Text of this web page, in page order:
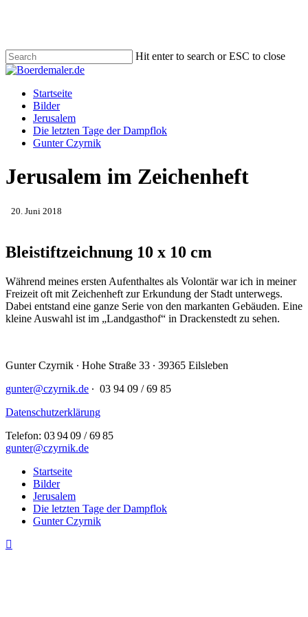
content
Hit enter to search or ESC to close
Close
Menu
Startseite
Bilder
Jerusalem
Die letzten Tage der Dampflok
Gunter Czyrnik
Jerusalem im Zeichenheft
20. Juni 2018
Bleistiftzeichnung 10 x 10 cm
Während meines ersten Aufenthaltes als Volontär war ich in meiner
Freizeit oft mit Zeichenheft zur Erkundung der Stadt unterwegs.
Dabei entstand eine ganze Serie von den markanten Gebäuden. Eine
kleine Auswahl ist im „Landgasthof“ in Drackenstedt zu sehen.
Gunter Czyrnik ∙ Hohe Straße 33 ∙ 39365 Eilsleben
gunter@czyrnik.de ∙ 03 94 09 / 69 85
Datenschutzerklärung
Telefon: 03 94 09 / 69 85
gunter@czyrnik.de
Close
Menu
Startseite
Bilder
Jerusalem
Die letzten Tage der Dampflok
Gunter Czyrnik